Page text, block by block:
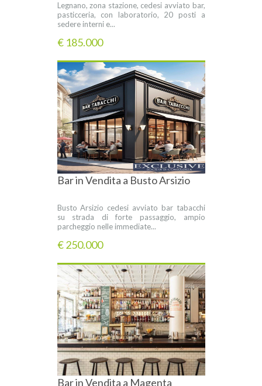
Legnano, zona stazione, cedesi avviato bar,
pasticceria, con laboratorio, 20 posti a
sedere interni e...
€ 185.000
Bar in Vendita a Busto Arsizio
Busto Arsizio cedesi avviato bar tabacchi
su strada di forte passaggio, ampio
parcheggio nelle immediate...
€ 250.000
Bar in Vendita a Magenta